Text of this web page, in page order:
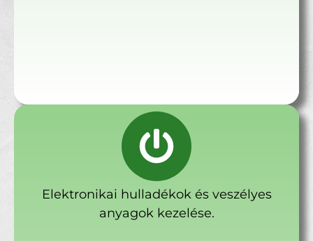
Elektronikai hulladékok és veszélyes
anyagok kezelése.